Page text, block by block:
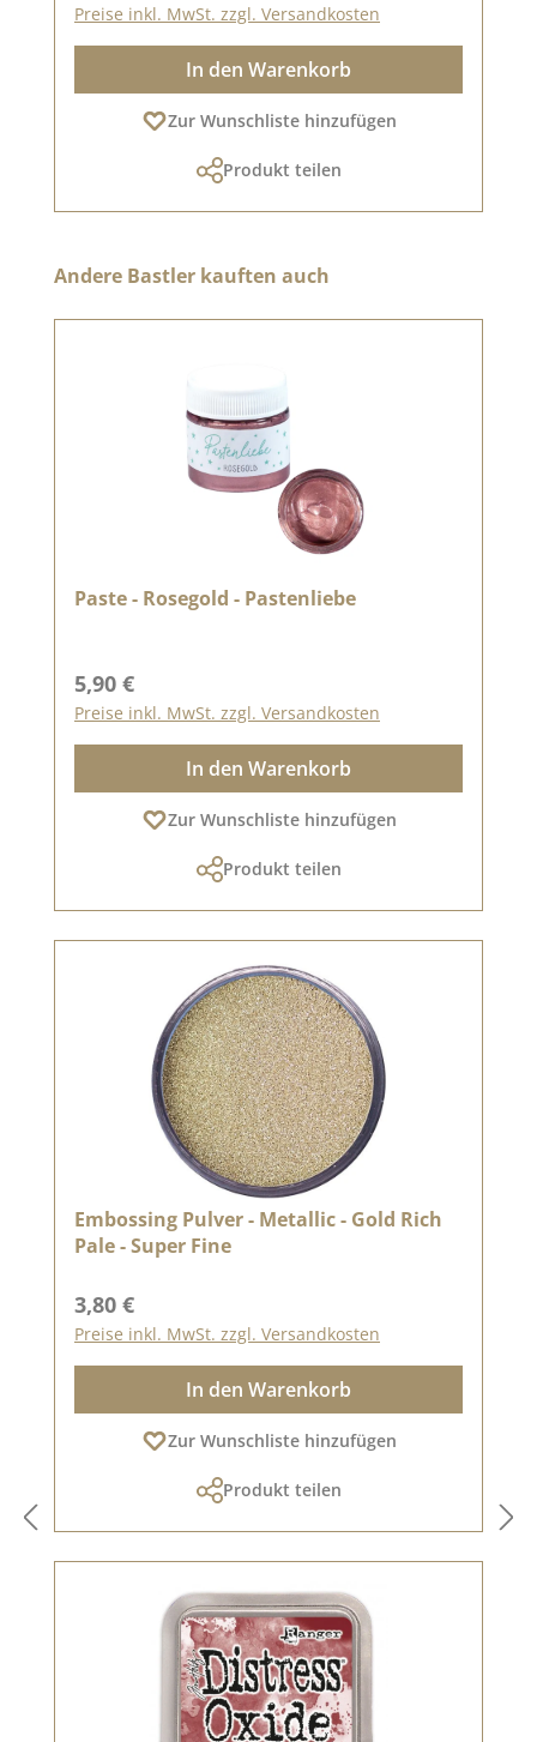
Preise inkl. MwSt. zzgl. Versandkosten
In den Warenkorb
Zur Wunschliste hinzufügen
Produkt teilen
Produktgalerie überspringen
Andere Bastler kauften auch
Paste - Rosegold - Pastenliebe
Regulärer Preis:
5,90 €
Preise inkl. MwSt. zzgl. Versandkosten
In den Warenkorb
Zur Wunschliste hinzufügen
Produkt teilen
Embossing Pulver - Metallic - Gold Rich
Pale - Super Fine
Regulärer Preis:
3,80 €
Preise inkl. MwSt. zzgl. Versandkosten
In den Warenkorb
Zur Wunschliste hinzufügen
Produkt teilen